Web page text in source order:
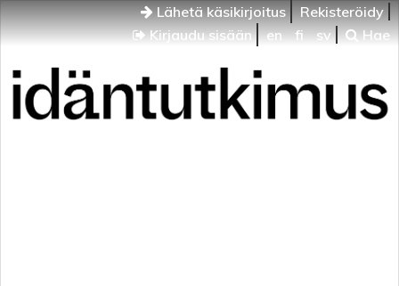
Lähetä käsikirjoitus
Rekisteröidy
Kirjaudu sisään
en fi sv Hae